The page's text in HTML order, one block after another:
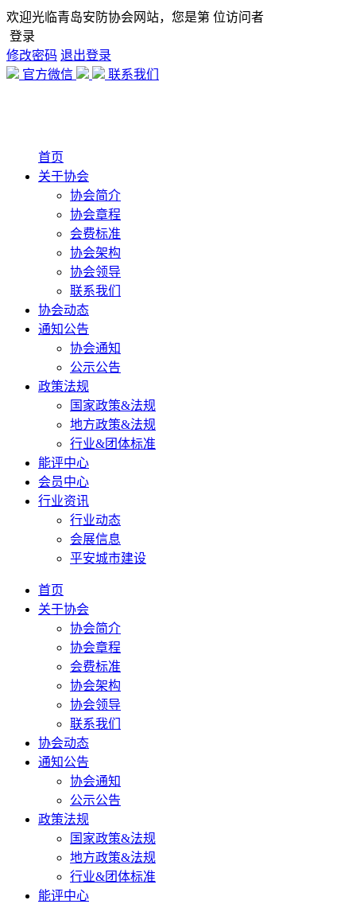
欢迎光临青岛安防协会网站，您是第 位访问者
登录
修改密码 退出登录
官方微信
联系我们
首页
关于协会
协会简介
协会章程
会费标准
协会架构
协会领导
联系我们
协会动态
通知公告
协会通知
公示公告
政策法规
国家政策&法规
地方政策&法规
行业&团体标准
能评中心
会员中心
行业资讯
行业动态
会展信息
平安城市建设
首页
关于协会
协会简介
协会章程
会费标准
协会架构
协会领导
联系我们
协会动态
通知公告
协会通知
公示公告
政策法规
国家政策&法规
地方政策&法规
行业&团体标准
能评中心